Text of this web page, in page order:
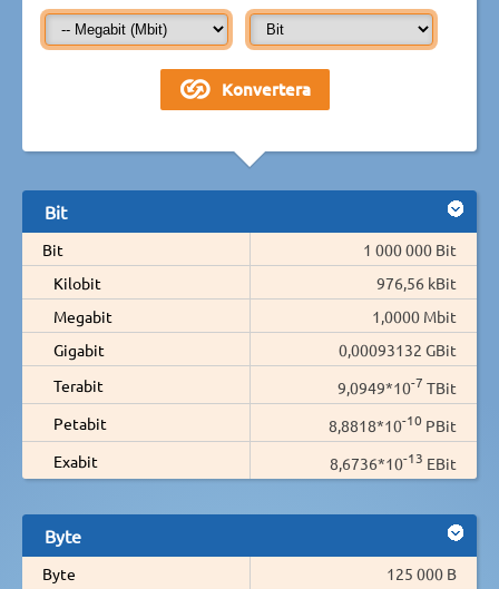
Bit
Bit
1 000 000 Bit
Kilobit
976,56 kBit
Megabit
1,0000 Mbit
Gigabit
0,00093132 GBit
Terabit
9,0949*10-7 TBit
Petabit
8,8818*10-10 PBit
Exabit
8,6736*10-13 EBit
Byte
Byte
125 000 B